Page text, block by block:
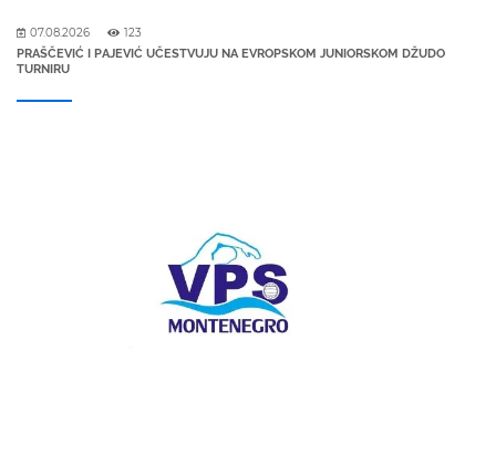
07.08.2026 123
PRAŠČEVIĆ I PAJEVIĆ UČESTVUJU NA EVROPSKOM JUNIORSKOM DŽUDO
TURNIRU